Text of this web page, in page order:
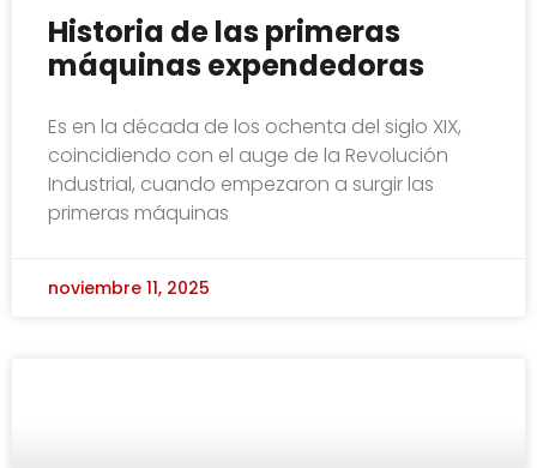
Historia de las primeras
máquinas expendedoras
Es en la década de los ochenta del siglo XIX,
coincidiendo con el auge de la Revolución
Industrial, cuando empezaron a surgir las
primeras máquinas
noviembre 11, 2025